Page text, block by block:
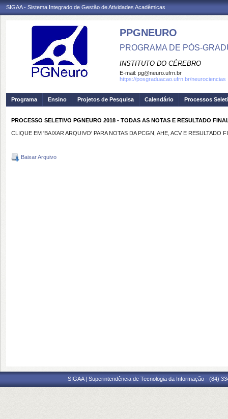
SIGAA - Sistema Integrado de Gestão de Atividades Acadêmicas
PPGNEURO
PROGRAMA DE PÓS-
INSTITUTO DO CÉREBRO
E-mail: pg@neuro.ufrn.br
https://posgraduacao.ufrn.br/neurociencias
Programa Ensino Projetos de Pesquisa Calendário Processos
PROCESSO SELETIVO PGNEURO 2018 - TODAS AS NOTAS E RESULTADO
CLIQUE EM 'BAIXAR ARQUIVO' PARA NOTAS DA PCGN, AHE, ACV E RESULTADO
Baixar Arquivo
SIGAA | Superintendência de Tecnologia da Informação - (84)